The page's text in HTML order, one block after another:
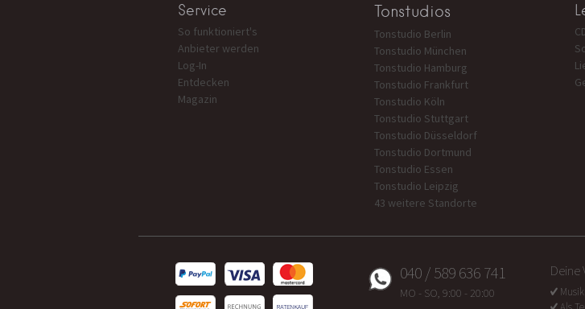
Service
So funktioniert's
Anbieter werden
Log-In
Entdecken
Magazin
Tonstudios
Tonstudio Berlin
Tonstudio München
Tonstudio Hamburg
Tonstudio Frankfurt
Tonstudio Köln
Tonstudio Stuttgart
Tonstudio Düsseldorf
Tonstudio Dortmund
Tonstudio Essen
Tonstudio Leipzig
43 weitere Standorte
040 / 589 636 741
MO - SO, 9:00 - 20:00
Deine